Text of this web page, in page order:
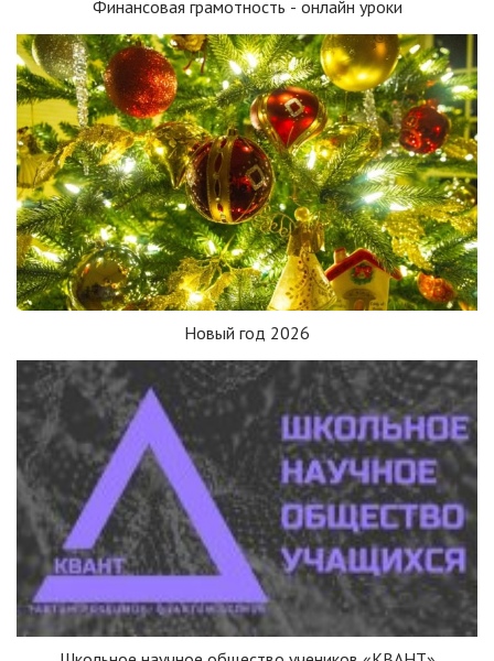
Финансовая грамотность - онлайн уроки
Новый год 2026